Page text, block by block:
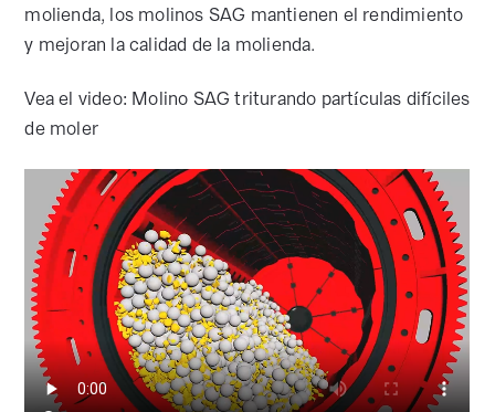
molienda, los molinos SAG mantienen el rendimiento
y mejoran la calidad de la molienda.
Vea el video: Molino SAG triturando partículas difíciles
de moler